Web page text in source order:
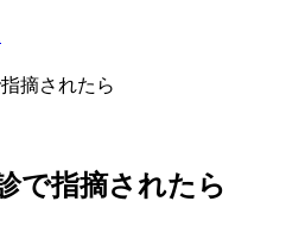
摘されたら
で指摘されたら